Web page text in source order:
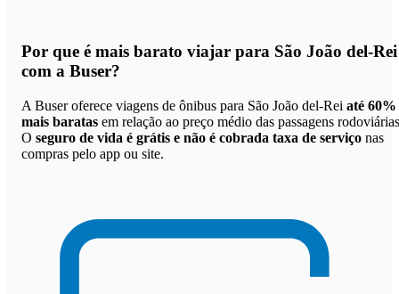
Por que é mais barato viajar para São João del-Rei
com a Buser?
A Buser oferece viagens de ônibus para São João del-Rei até 60%
mais baratas em relação ao preço médio das passagens
O seguro de vida é grátis e não é cobrada taxa de serviço nas
compras pelo app ou site.